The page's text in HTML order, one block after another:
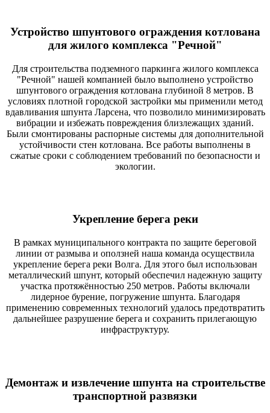
Устройство шпунтового ограждения котлована
для жилого комплекса "Речной"
Для строительства подземного паркинга жилого комплекса
"Речной" нашей компанией было выполнено устройство
шпунтового ограждения котлована глубиной 8 метров. В
условиях плотной городской застройки мы применили метод
вдавливания шпунта Ларсена, что позволило минимизировать
вибрации и избежать повреждения близлежащих зданий.
Были смонтированы распорные системы для дополнительной
устойчивости стен котлована. Все работы выполнены в
сжатые сроки с соблюдением требований по безопасности и
экологии.
Укрепление берега реки
В рамках муниципального контракта по защите береговой
линии от размыва и оползней наша команда осуществила
укрепление берега реки Волга. Для этого был использован
металлический шпунт, который обеспечил надежную защиту
участка протяжённостью 250 метров. Работы включали
лидерное бурение, погружение шпунта. Благодаря
применению современных технологий удалось предотвратить
дальнейшее разрушение берега и сохранить прилегающую
инфраструктуру.
Демонтаж и извлечение шпунта на строительстве
транспортной развязки